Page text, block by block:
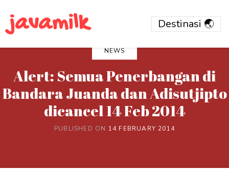
javamilk
NEWS
Alert: Semua Penerbangan di
Bandara Juanda dan Adisutjipto
dicancel 14 Feb 2014
PUBLISHED ON 14 FEBRUARY 2014